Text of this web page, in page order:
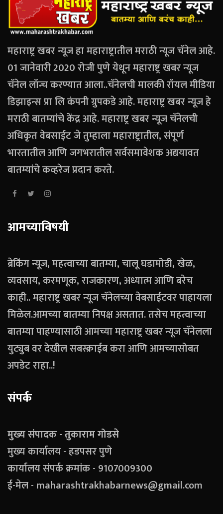
महाराष्ट्र खबर न्यूज हा महाराष्ट्रातील मराठी न्यूज चॅनेल आहे.
01 जानेवारी 2020 रोजी पुणे येथून महाराष्ट्र खबर न्यूज
चॅनेल लॉन्च करण्यात आला..चॅनेलची मालकी रॉयल मीडिया
डिझाइन्स प्रा लि कंपनी ग्रुपकडे आहे. महाराष्ट्र खबर न्यूज हे
मराठी बातम्यांचे केंद्र आहे. महाराष्ट्र खबर न्यूज चॅनेलची
अधिकृत वेबसाईट जे तुम्हाला महाराष्ट्रातील, संपूर्ण
भारतातील आणि जगभरातील सर्वसमावेशक अद्ययावत
बातम्यांचे कव्हरेज प्रदान करते.
आमच्याविषयी
ब्रेकिंग न्यूज, महत्वाच्या बातम्या, चालू घडामोडी, खेळ,
व्यवसाय, करमणूक, राजकारण, अध्यात्म आणि बरेच
काही.. महाराष्ट्र खबर न्यूज चॅनेलच्या वेबसाईटवर पाहायला
मिळेल.आमच्या बातम्या निपक्ष असतात. तसेच महत्वाच्या
बातम्या पाहण्यासाठी आमच्या महाराष्ट्र खबर न्यूज चॅनेलला
युट्युब वर देखील सबस्क्राईब करा आणि आमच्यासोबत
अपडेट राहा..!
संपर्क
मुख्य संपादक - तुकाराम गोडसे
मुख्य कार्यालय - हडपसर पुणे
कार्यालय संपर्क क्रमांक - 9107009300
ई-मेल - maharashtrakhabarnews@gmail.com